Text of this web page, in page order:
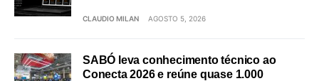
CLAUDIO MILAN AGOSTO 5, 2026
SABÓ leva conhecimento técnico ao
Conecta 2026 e reúne quase 1.000